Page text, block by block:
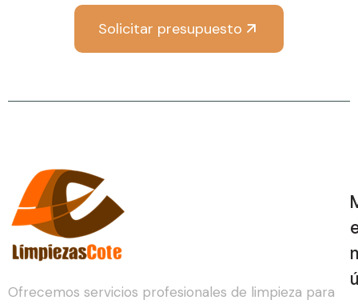
Solicitar presupuesto
Ofrecemos servicios profesionales de limpieza para
n